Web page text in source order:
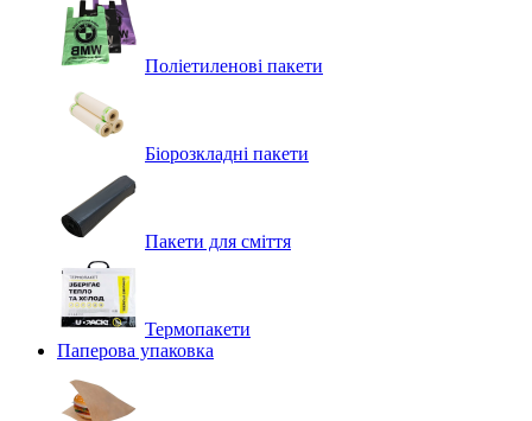
Поліетиленові пакети
Біорозкладні пакети
Пакети для сміття
Термопакети
Паперова упаковка